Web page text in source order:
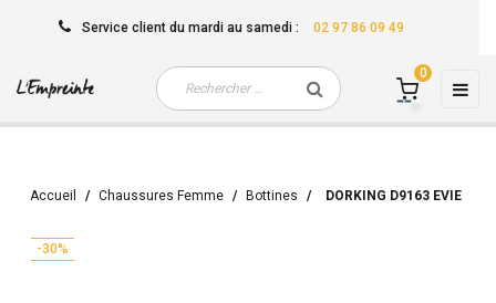
Service client du mardi au samedi : 02 97 86 09 49
☰
0
Accueil Chaussures Femme Bottines DORKING D9163 EVIE
-30%